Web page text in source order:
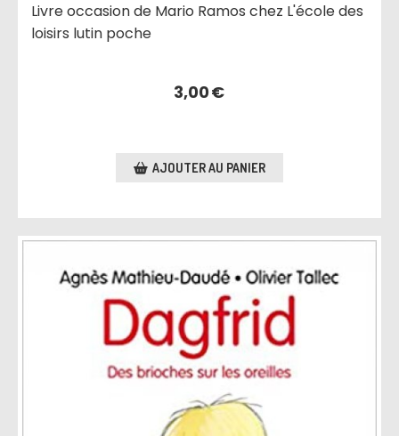
Livre occasion de Mario Ramos chez L'école des
loisirs lutin poche
3,00€
AJOUTER AU PANIER